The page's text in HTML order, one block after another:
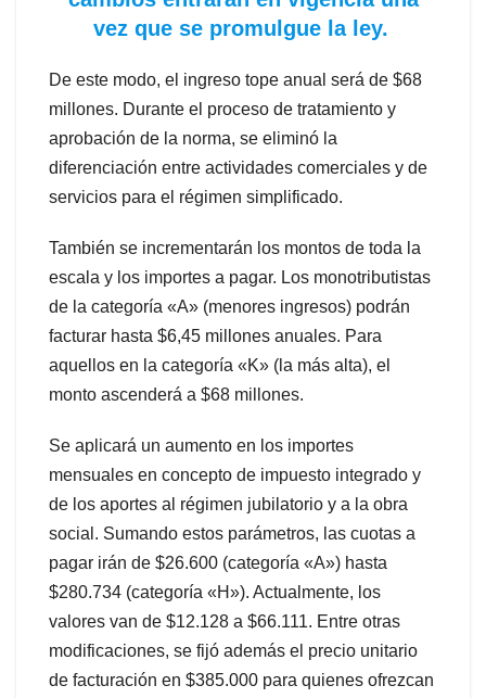
vez que se promulgue la ley.
De este modo, el ingreso tope anual será de $68
millones. Durante el proceso de tratamiento y
aprobación de la norma, se eliminó la
diferenciación entre actividades comerciales y de
servicios para el régimen simplificado.
También se incrementarán los montos de toda la
escala y los importes a pagar. Los monotributistas
de la categoría «A» (menores ingresos) podrán
facturar hasta $6,45 millones anuales. Para
aquellos en la categoría «K» (la más alta), el
monto ascenderá a $68 millones.
Se aplicará un aumento en los importes
mensuales en concepto de impuesto integrado y
de los aportes al régimen jubilatorio y a la obra
social. Sumando estos parámetros, las cuotas a
pagar irán de $26.600 (categoría «A») hasta
$280.734 (categoría «H»). Actualmente, los
valores van de $12.128 a $66.111. Entre otras
modificaciones, se fijó además el precio unitario
de facturación en $385.000 para quienes ofrezcan